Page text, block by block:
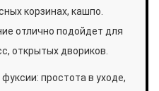
корзинах, кашпо.
отлично подойдет для
открытых двориков.
простота в уходе,